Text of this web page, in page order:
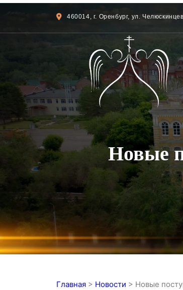
460014, г. Оренбург, ул.
Новые
Главная > Новости > Новые